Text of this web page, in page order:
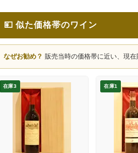
💴 似た価格帯のワイン
なぜお勧め？ 販売当時の価格帯に近い、現在
在庫3 在庫1